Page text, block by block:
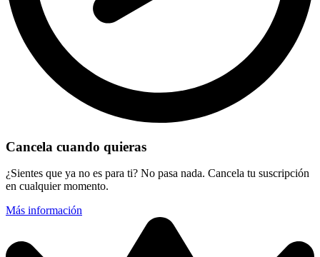
Cancela cuando quieras
¿Sientes que ya no es para ti? No pasa nada. Cancela tu suscripción
en cualquier momento.
Más información